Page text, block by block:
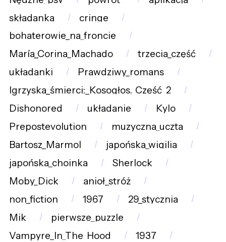
składanka
cringe
bohaterowie_na_froncie
María_Corina_Machado
trzecia_część
układanki
Prawdziwy_romans
Igrzyska_śmierci:_Kosogłos._Część_2
Dishonored
układanie
Kylo
Prepostevolution
muzyczna_uczta
Bartosz_Marmol
japońska_wigilia
japońska_choinka
Sherlock
Moby_Dick
anioł_stróż
non_fiction
1967
29_stycznia
Mik
pierwsze_puzzle
Vampyre_In_The_Hood
1937